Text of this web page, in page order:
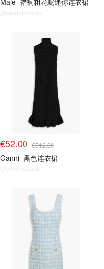
Maje 褶裥粗花呢迷你连衣裙
@dealmoon.de
€52.00 €512.00
Ganni 黑色连衣裙
@dealmoon.de